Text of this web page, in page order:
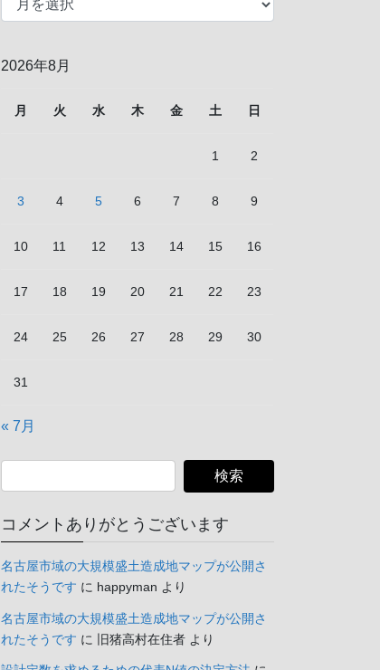
果を実証済。（公的機関振動試験）
ネジの持ち手を長くし、回しやすく
に測り、サイズをご確認のうえお買
只今、カスタマーの評価を取得して
います。
￥1,500 (2025年10月30日 05:54 GMT +09:00
時点 -詳細はこちら)
Amazon.co.jpで買う
ブ
2026年8月
月 火 水 木 金 土 日
1 2
3 4 5 6 7 8 9
10 11 12 13 14 15 16
17 18 19 20 21 22 23
24 25 26 27 28 29 30
31
« 7月
コメントありがとうございます
名古屋市域の大規模盛土造成地マップが公開さ
れたそうです に happyman より
名古屋市域の大規模盛土造成地マップが公開さ
れたそうです に 旧猪高村在住者 より